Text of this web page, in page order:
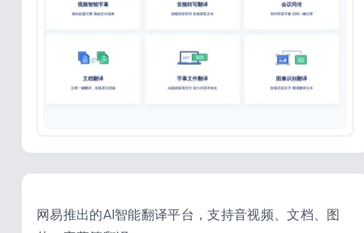
网易推出的AI智能翻译平台，支持音视频、文档、图